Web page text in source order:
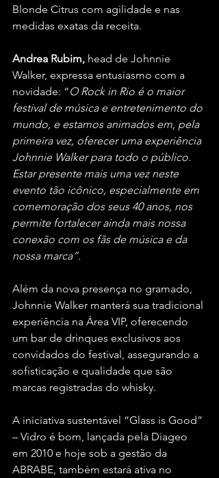
Blonde Citrus com agilidade e nas
medidas exatas da receita.
Andrea Rubim, head de Johnnie
Walker, expressa entusiasmo com a
novidade: “O Rock in Rio é o maior
festival de música e entretenimento do
mundo, e estamos animados em, pela
primeira vez, oferecer uma experiência
Johnnie Walker para todo o público.
Estar presente mais uma vez neste
evento tão icônico, especialmente em
comemoração dos seus 40 anos, nos
permite fortalecer ainda mais nossa
conexão com os fãs de música e da
nossa marca”.
Além da nova presença no gramado,
Johnnie Walker manterá sua tradicional
experiência na Área VIP, oferecendo
um bar de drinques exclusivos aos
convidados do festival, assegurando a
sofisticação e qualidade que são
marcas registradas do whisky.
A iniciativa sustentável “Glass is Good”
– Vidro é bom, lançada pela Diageo
em 2010 e hoje sob a gestão da
ABRABE, também estará ativa no